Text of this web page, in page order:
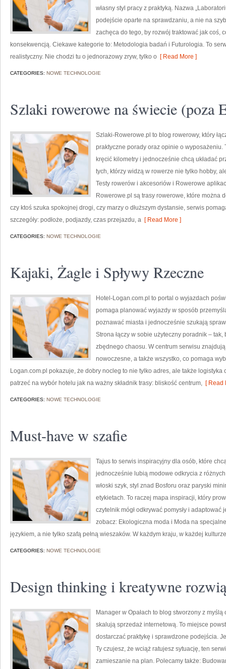
własny styl pracy z praktyką. Nazwa
podejście oparte na sprawdzaniu, a nie na
zachęca do tego, by rozwój traktować jak coś,
konsekwencją. Ciekawe kategorie to: Metodologia badań i Futurologia. To
realistyczny. Nie chodzi tu o jednorazowy zryw, tylko o [ Read More ]
CATEGORIES: NOWE TECHNOLOGIE
Szlaki rowerowe na świecie (poza
Szlaki-Rowerowe.pl to blog rowerowy, który
praktyczne porady oraz opinie o
kręcić kilometry i jednocześnie chcą układać
tych, którzy widzą w rowerze nie tylko hobby,
Testy rowerów i akcesoriów i Rowerowe
Rowerowe.pl są trasy rowerowe, które można
czy ktoś szuka spokojnej drogi, czy marzy o dłuższym dystansie, serwis
szczegóły: podłoże, podjazdy, czas przejazdu, a [ Read More ]
CATEGORIES: NOWE TECHNOLOGIE
Kajaki, Żagle i Spływy Rzeczne
Hotel-Logan.com.pl to portal o wyjazdach
pomaga planować wyjazdy w sposób
poznawać miasta i jednocześnie szukają
Strona łączy w sobie użyteczny poradnik –
zbędnego chaosu. W centrum serwisu
nowoczesne, a także wszystko, co pomaga
Logan.com.pl pokazuje, że dobry nocleg to nie tylko adres, ale także logistyka
patrzeć na wybór hotelu jak na ważny składnik trasy: bliskość centrum, [ Read
CATEGORIES: NOWE TECHNOLOGIE
Must-have w szafie
Tajus to serwis inspiracyjny dla osób, które
jednocześnie lubią modowe odkrycia z
włoski szyk, styl znad Bosforu oraz paryski
etykietach. To raczej mapa inspiracji, który
czytelnik mógł odkrywać pomysły i
zobacz: Ekologiczna moda i Moda na
językiem, a nie tylko szafą pełną wieszaków. W każdym kraju, w każdej
CATEGORIES: NOWE TECHNOLOGIE
Design thinking i kreatywne
Manager w Opałach to blog stworzony z
skalują sprzedaż internetową. To miejsce
dostarczać praktykę i sprawdzone podejścia.
Ty czujesz, że wciąż ratujesz sytuację, ten
zamieszanie na plan. Polecamy także: